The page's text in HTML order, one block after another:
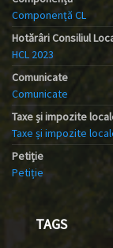
Componență CL
Hotărâri Consiliul
HCL 2023
Comunicate
Comunicate
Taxe și impozite
Taxe și impozite
Petiție
Petiție
TAGS